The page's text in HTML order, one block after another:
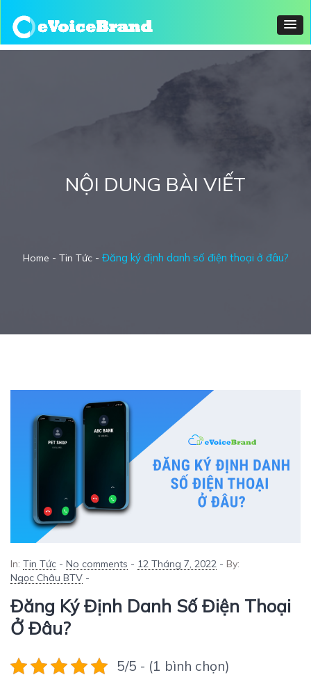
NỘI DUNG BÀI VIẾT
Home - Tin Tức - Đăng ký định danh số điện thoại ở đâu?
In: Tin Tức - No comments - 12 Tháng 7, 2022 - By:
Ngọc Châu BTV -
Đăng Ký Định Danh Số Điện Thoại
Ở Đâu?
5/5 - (1 bình chọn)